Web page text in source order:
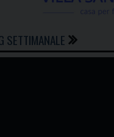
SETTIMANALE